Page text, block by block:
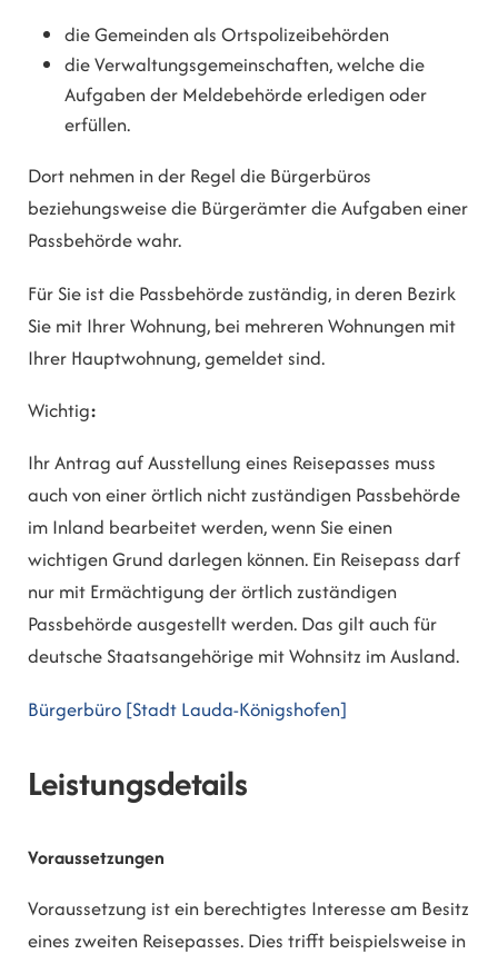
die Gemeinden als Ortspolizeibehörden
die Verwaltungsgemeinschaften,welche die
Aufgaben der Meldebehörde erledigen oder
erfüllen.
Dort nehmen in der Regel die Bürgerbüros
beziehungsweise die Bürgerämter die Aufgaben einer
Passbehörde wahr.
Für Sie ist die Passbehörde zuständig, in deren Bezirk
Sie mit Ihrer Wohnung, bei mehreren Wohnungen mit
Ihrer Hauptwohnung, gemeldet sind.
Wichtig:
Ihr Antrag auf Ausstellung eines Reisepasses muss
auch von einer örtlich nicht zuständigen Passbehörde
im Inland bearbeitet werden, wenn Sie einen
wichtigen Grund darlegen können. Ein Reisepass darf
nur mit Ermächtigung der örtlich zuständigen
Passbehörde ausgestellt werden. Das gilt auch für
deutsche Staatsangehörige mit Wohnsitz im Ausland.
Bürgerbüro [Stadt Lauda-Königshofen]
Leistungsdetails
Voraussetzungen
Voraussetzung ist ein berechtigtes Interesse am Besitz
eines zweiten Reisepasses. Dies trifft beispielsweise in